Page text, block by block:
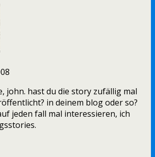
john. hast du die story zufällig mal
in deinem blog oder so?
jeden fall mal interessieren, ich